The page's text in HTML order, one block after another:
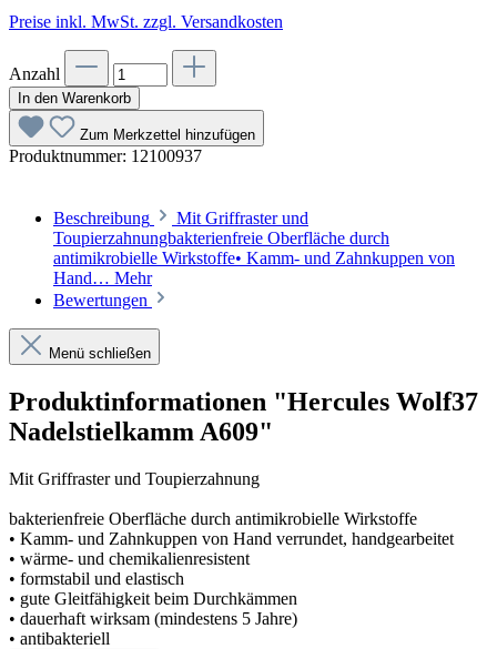
Preise inkl. MwSt. zzgl. Versandkosten
Anzahl
In den Warenkorb
Zum Merkzettel hinzufügen
Produktnummer: 12100937
Beschreibung
Mit Griffraster und
Toupierzahnungbakterienfreie Oberfläche durch
antimikrobielle Wirkstoffe• Kamm- und Zahnkuppen von
Hand… Mehr
Bewertungen
Menü schließen
Produktinformationen "Hercules Wolf37
Nadelstielkamm A609"
Mit Griffraster und Toupierzahnung
bakterienfreie Oberfläche durch antimikrobielle Wirkstoffe
• Kamm- und Zahnkuppen von Hand verrundet, handgearbeitet
• wärme- und chemikalienresistent
• formstabil und elastisch
• gute Gleitfähigkeit beim Durchkämmen
• dauerhaft wirksam (mindestens 5 Jahre)
• antibakteriell